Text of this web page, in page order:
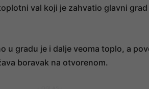
val koji je zahvatio glavni
u gradu je i dalje veoma toplo, a
boravak na otvorenom.